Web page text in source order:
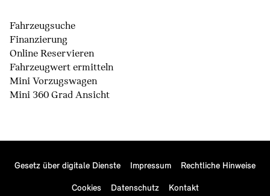
Fahrzeugsuche
Finanzierung
Online Reservieren
Fahrzeugwert ermitteln
Mini Vorzugswagen
Mini 360 Grad Ansicht
Gesetz über digitale Dienste Impressum Rechtliche Hinweise
Cookies Datenschutz Kontakt